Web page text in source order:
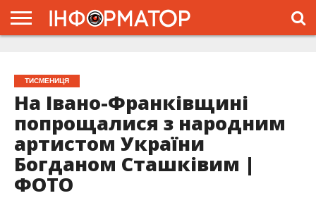
ТИСМЕНИЦЯ
На Івано-Франківщині
попрощалися з народним
артистом України
Богданом Сташківим |
ФОТО